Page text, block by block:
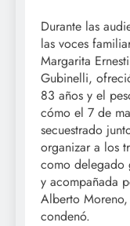
Durante las
las voces
Margarita
Gubinelli,
83 años y el
cómo el 7 de
secuestrado
organizar a los
como delegado
y acompañada
Alberto
condenó.